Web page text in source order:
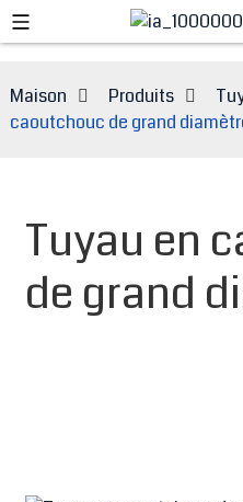
Maison Produits
caoutchouc de grand
Tuyau en
de grand